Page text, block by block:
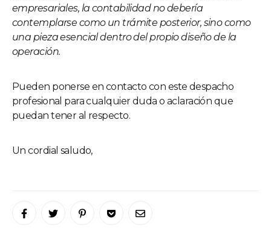
empresariales, la contabilidad no debería
contemplarse como un trámite posterior, sino como
una pieza esencial dentro del propio diseño de la
operación.
Pueden ponerse en contacto con este despacho
profesional para cualquier duda o aclaración que
puedan tener al respecto.
Un cordial saludo,